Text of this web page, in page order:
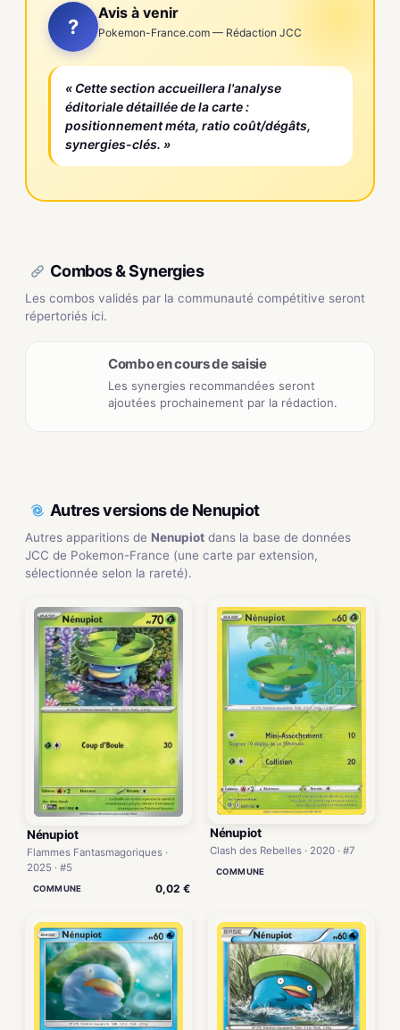
?
Avis à venir
Pokemon-France.com — Rédaction JCC
« Cette section accueillera l'analyse
éditoriale détaillée de la carte :
positionnement méta, ratio coût/dégâts,
synergies-clés. »
Combos & Synergies
Les combos validés par la communauté compétitive seront
répertoriés ici.
Combo en cours de saisie
Les synergies recommandées seront
ajoutées prochainement par la rédaction.
Autres versions de Nenupiot
Autres apparitions de Nenupiot dans la base de données
JCC de Pokemon-France (une carte par extension,
sélectionnée selon la rareté).
Nénupiot
Flammes Fantasmagoriques ·
2025 · #5
COMMUNE 0,02 €
Nénupiot
Clash des Rebelles · 2020 · #7
COMMUNE